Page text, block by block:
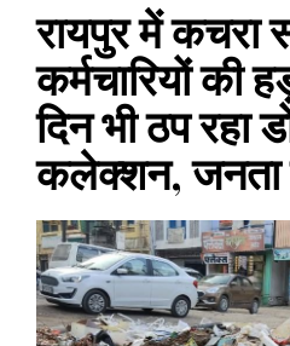
रायपुर में
कर्मचारियों की
दिन भी ठप रहा
कलेक्शन, जनता